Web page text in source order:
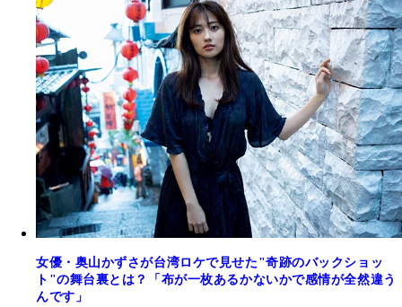
女優・奥山かずさが台湾ロケで見せた"奇跡のバックショッ
ト"の舞台裏とは？「布が一枚あるかないかで感情が全然違う
んです」